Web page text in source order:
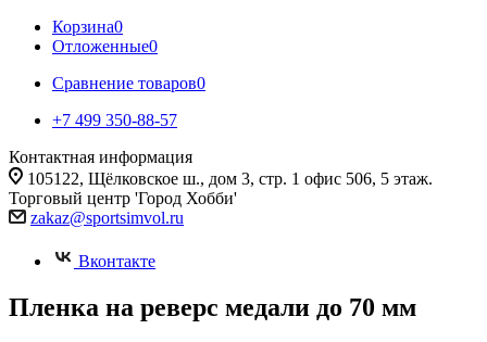
Корзина0
Отложенные0
Сравнение товаров0
+7 499 350-88-57
Контактная информация
105122, Щёлковское ш., дом 3, стр. 1 офис 506, 5 этаж.
Торговый центр 'Город Хобби'
zakaz@sportsimvol.ru
Вконтакте
Пленка на реверс медали до 70 мм